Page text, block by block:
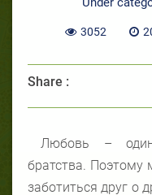
3052
Share :
Любовь –
братства.
заботиться друг о